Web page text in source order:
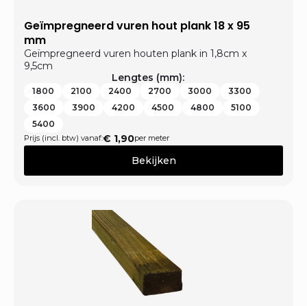
Geïmpregneerd vuren hout plank 18 x 95
mm
Geïmpregneerd vuren houten plank in 1,8cm x
9,5cm
Lengtes (mm):
1800 2100 2400 2700 3000
3300
3600
3900 4200 4500 4800
5100
5400
Prijs (incl. btw) vanaf:€ 1,90per meter
Bekijken